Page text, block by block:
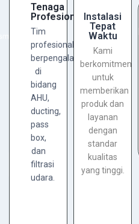
Tenaga
Profesional
Tim
profesional
berpengalaman
di
bidang
AHU,
ducting,
pass
box,
dan
filtrasi
udara.
Tim
di
bidang
AHU,
ducting,
box,
dan
filtrasi
udara.
Click
Here
Instalasi
Tepat
Waktu
Kami
berkomitmen
untuk
memberikan
produk dan
layanan
dengan
standar
kualitas
yang tinggi.
Instalasi
Tepat
Waktu
Kami
berkomitmen
memberikan
produk dan
layanan
dengan
standar
yang tinggi.